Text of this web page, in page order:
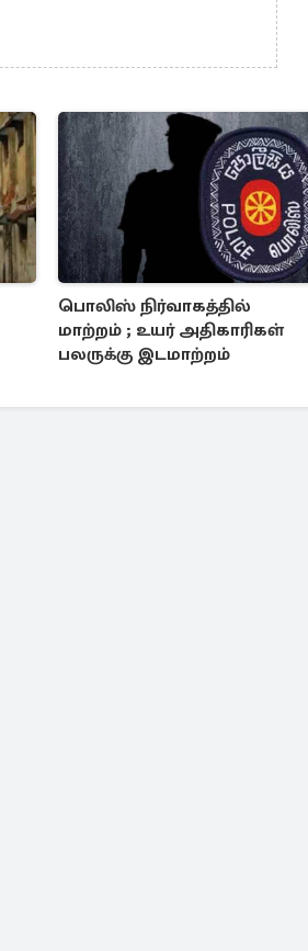
பொலிஸ் நிர்வாகத்தில்
மாற்றம் ; உயர் அதிகாரிகள்
பலருக்கு இடமாற்றம்